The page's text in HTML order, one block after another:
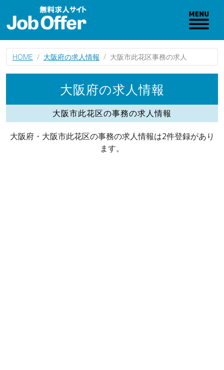
HOME 大阪府の求人情報 大阪市此花区事務の求人
大阪府の求人情報
大阪市此花区の事務の求人情報
大阪府・大阪市此花区の事務の求人情報は2件登録があり
ます。